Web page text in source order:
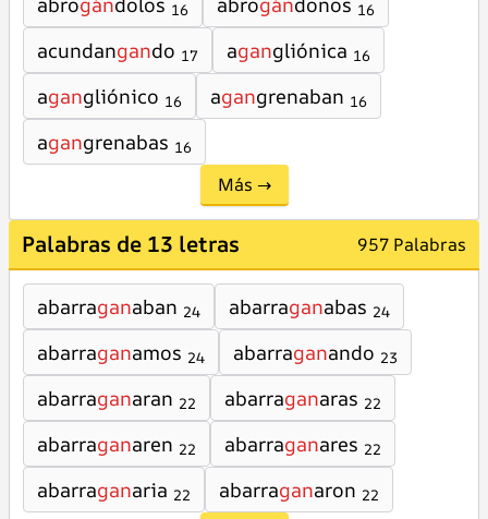
16 16
acundangando 17 agangliónica 16
agangliónico 16 agangrenaban 16
agangrenabas 16
Más →
Palabras de 13 letras 957 Palabras
abarraganaban 24 abarraganabas 24
abarraganamos 24 abarraganando 23
abarraganaran 22 abarraganaras 22
abarraganaren 22 abarraganares 22
abarraganaria 22 abarraganaron 22